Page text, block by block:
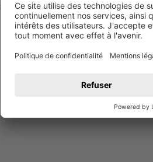
étanchéités alternatives, adaptable